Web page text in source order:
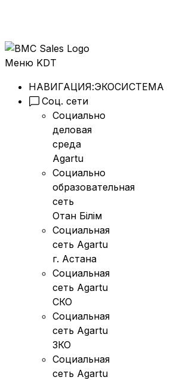
Меню KDT
НАВИГАЦИЯ:ЭКОСИСТЕМА
Соц. сети
Социально
деловая
среда
Agartu
Социально
образовательная
сеть
Отан Бiлiм
Социальная
сеть Agartu
г. Астана
Социальная
сеть Agartu
СКО
Социальная
сеть Agartu
ЗКО
Социальная
сеть Agartu